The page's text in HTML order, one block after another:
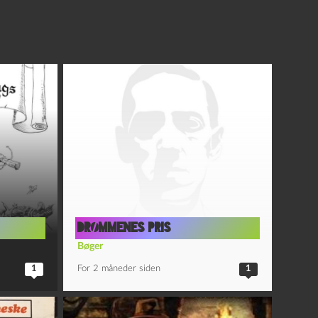
1
Drømmenes pris
Bøger
For 2 måneder siden 1